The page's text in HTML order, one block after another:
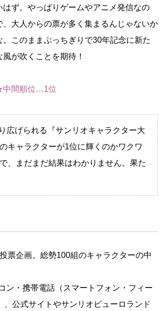
はず。やっぱりゲームやアニメ発信なの
、大人からの票が多く集まるんじゃないか
。このままぶっちぎりで30年記念に新た
風が吹くことを期待！
間順位…1位
広げられる『サンリオキャラクター大
キャラクターが1位に輝くのかワクワ
、まだまだ結果はわかりません。果た
票企画。総勢100組のキャラクターの中
ン・携帯電話（スマートフォン・フィー
公式サイトやサンリオピューロランド